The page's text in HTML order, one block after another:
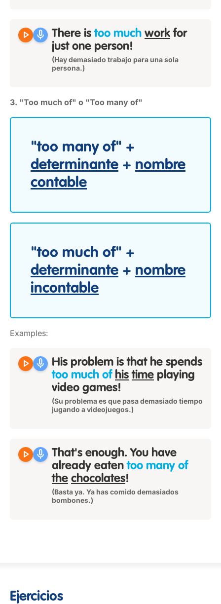
play_arrow mic There istoo much work for
just one person!
(Hay demasiado trabajo para una sola
persona.)
3. "Too much of" o "Too many of"
"too many of" +
determinante + nombre
contable
"too much of" +
determinante + nombre
incontable
Examples:
play_arrow mic His problem is that he spends
too much of his time playing
video games!
(Su problema es que pasa demasiado tiempo
jugando a videojuegos.)
play_arrow mic That's enough. You have
already eatentoo many of
the chocolates!
(Basta ya. Ya has comido demasiados
bombones.)
Ejercicios